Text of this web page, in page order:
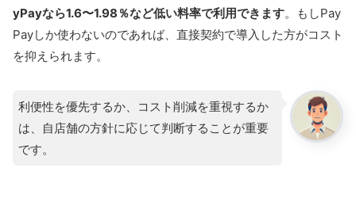
yPayなら1.6〜1.98％など低い料率で利用できます。もしPay
Payしか使わないのであれば、直接契約で導入した方がコスト
を抑えられます。
利便性を優先するか、コスト削減を重視するか
は、自店舗の方針に応じて判断することが重要
です。